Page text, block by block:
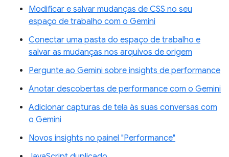
Modificar e salvar mudanças de CSS no seu
espaço de trabalho com o Gemini
Conectar uma pasta do espaço de trabalho e
salvar as mudanças nos arquivos de origem
Pergunte ao Gemini sobre insights de performance
Anotar descobertas de performance com o Gemini
Adicionar capturas de tela às suas conversas com
o Gemini
Novos insights no painel "Performance"